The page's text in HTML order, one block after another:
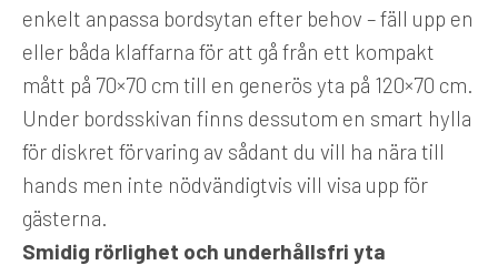
enkelt anpassa bordsytan efter behov – fäll upp en
eller båda klaffarna för att gå från ett kompakt
mått på 70×70 cm till en generös yta på 120×70 cm.
Under bordsskivan finns dessutom en smart hylla
för diskret förvaring av sådant du vill ha nära till
hands men inte nödvändigtvis vill visa upp för
gästerna.
Smidig rörlighet och underhållsfri yta